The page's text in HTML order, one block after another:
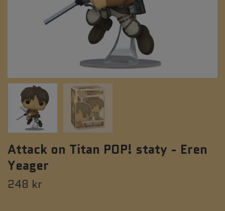
Attack on Titan POP! staty - Eren
Yeager
248 kr